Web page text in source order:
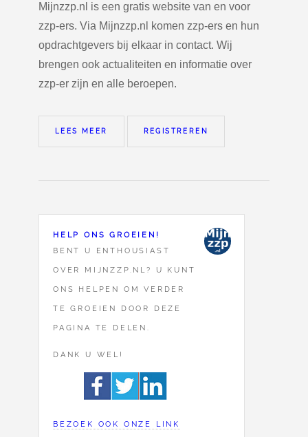
Mijnzzp.nl is een gratis website van en voor
zzp-ers. Via Mijnzzp.nl komen zzp-ers en hun
opdrachtgevers bij elkaar in contact. Wij
brengen ook actualiteiten en informatie over
zzp-er zijn en alle beroepen.
LEES MEER REGISTREREN
HELP ONS GROEIEN!
BENT U ENTHOUSIAST
OVER MIJNZZP.NL? U KUNT
ONS HELPEN OM VERDER
TE GROEIEN DOOR DEZE
PAGINA TE DELEN.
DANK U WEL!
BEZOEK OOK ONZE LINK